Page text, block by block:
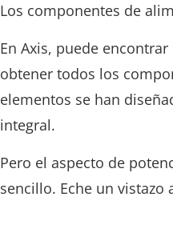
Los componentes de
En Axis, puede
obtener todos los
elementos se han
integral.
Pero el aspecto de
sencillo. Eche un